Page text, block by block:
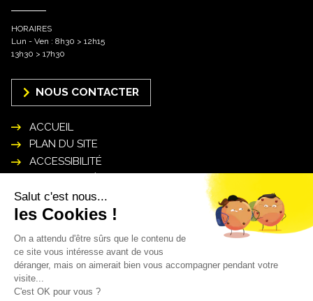
HORAIRES
Lun - Ven : 8h30 > 12h15
13h30 > 17h30
NOUS CONTACTER
ACCUEIL
PLAN DU SITE
ACCESSIBILITÉ
POLITIQUE DE GESTION DES DONNÉES
PERSONNELLES
INSCRIPTION NEWSLETTER
Mon courriel* :